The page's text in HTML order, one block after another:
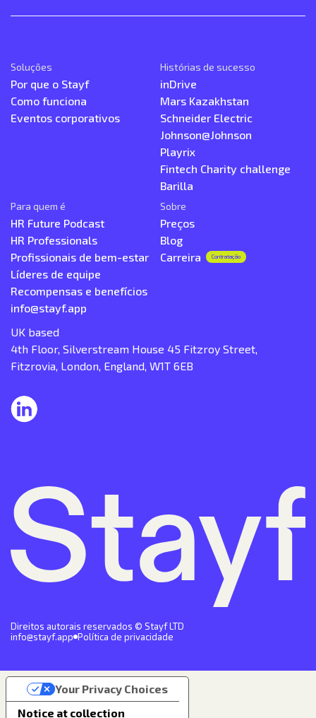
Soluções
Por que o Stayf
Como funciona
Eventos corporativos
Histórias de sucesso
inDrive
Mars Kazakhstan
Schneider Electric
Johnson@Johnson
Playrix
Fintech Charity challenge
Barilla
Para quem é
HR Future Podcast
HR Professionals
Profissionais de bem-estar
Líderes de equipe
Recompensas e benefícios
Sobre
Preços
Blog
Carreira
Contratação
info@stayf.app
UK based
4th Floor, Silverstream House 45 Fitzroy Street,
Fitzrovia, London, England, W1T 6EB
Direitos autorais reservados © Stayf LTD
info@stayf.app Política de privacidade
Notice at collection
Your Privacy Choices